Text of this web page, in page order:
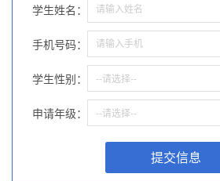
学生姓名：
手机号码：
学生性别： --请选择--
申请年级： --请选择--
提交信息